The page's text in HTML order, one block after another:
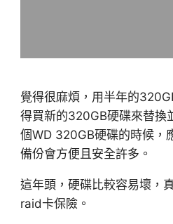
覺得很麻煩，用半年的
得買新的320GB硬碟來替換
個WD 320GB硬碟的時候，
備份會方便且安全許多。
這年頭，硬碟比較容易壞，
raid卡保險。